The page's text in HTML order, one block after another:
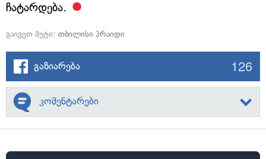
ჩატარდება.
გაიგეთ მეტი: თბილისი პრაიდი
გაზიარება 126
კომენტარები